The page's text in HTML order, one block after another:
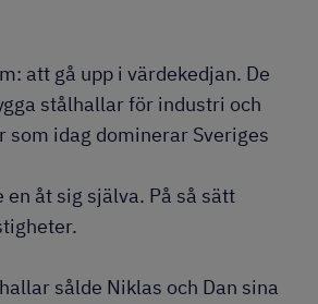
att gå upp i värdekedjan. De
stålhallar för industri och
som idag dominerar Sveriges
en åt sig själva. På så sätt
sålde Niklas och Dan sina